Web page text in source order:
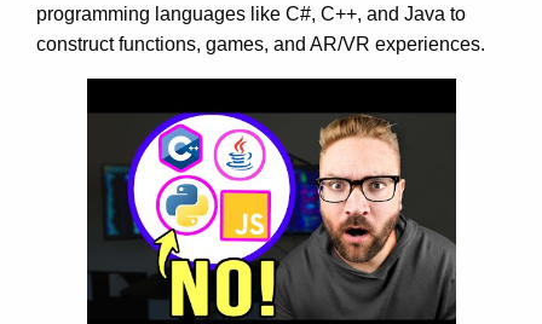
programming languages like C#, C++, and Java to
construct functions, games, and AR/VR experiences.